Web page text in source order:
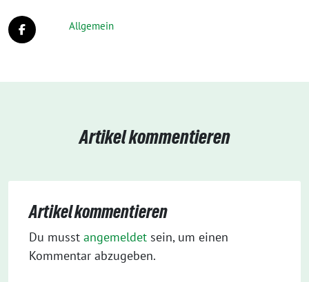
Allgemein
Artikel kommentieren
Artikel kommentieren
Du musst angemeldet sein, um einen
Kommentar abzugeben.